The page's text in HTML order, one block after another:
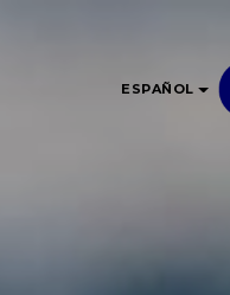
ESPAÑOL